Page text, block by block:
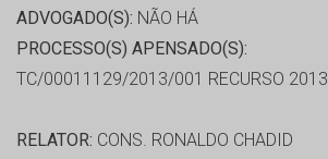
ADVOGADO(S): NÃO HÁ
PROCESSO(S) APENSADO(S):
TC/00011129/2013/001 RECURSO 2013
RELATOR: CONS. RONALDO CHADID